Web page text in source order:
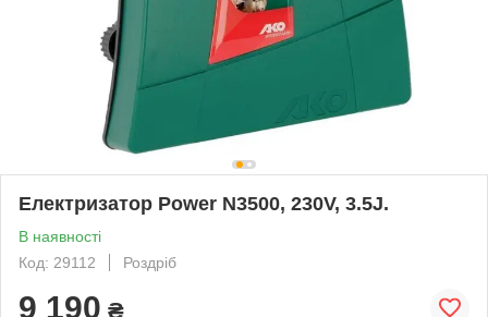
Електризатор Power N3500, 230V, 3.5J.
В наявності
Код: 29112
Роздріб
9 190 ₴